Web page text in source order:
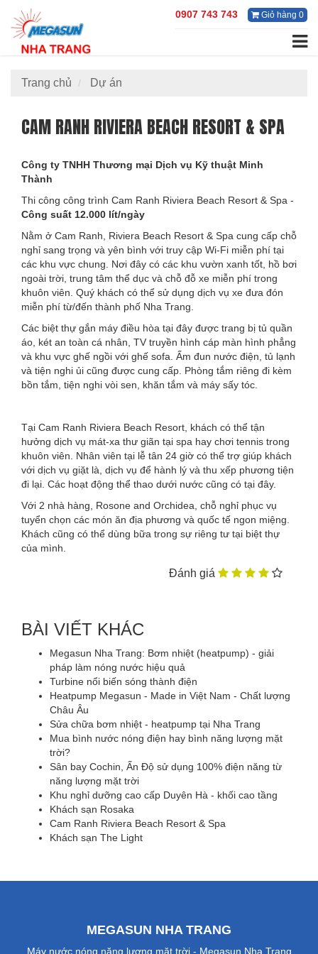
0907 743 743 Giỏ hàng 0
Trang chủ Dự án
CAM RANH RIVIERA BEACH RESORT & SPA
Công ty TNHH Thương mại Dịch vụ Kỹ thuật Minh
Thành
Thi công công trình Cam Ranh Riviera Beach Resort & Spa -
Công suất 12.000 lít/ngày
Nằm ở Cam Ranh, Riviera Beach Resort & Spa cung cấp chỗ
nghỉ sang trọng và yên bình với truy cập Wi-Fi miễn phí tại
các khu vực chung. Nơi đây có các khu vườn xanh tốt, hồ bơi
ngoài trời, trung tâm thể dục và chỗ đỗ xe miễn phí trong
khuôn viên. Quý khách có thể sử dụng dịch vụ xe đưa đón
miễn phí từ/đến thành phố Nha Trang.
Các biệt thự gắn máy điều hòa tại đây được trang bị tủ quần
áo, két an toàn cá nhân, TV truyền hình cáp màn hình phẳng
và khu vực ghế ngồi với ghế sofa. Ấm đun nước điện, tủ lạnh
và tiện nghi ủi cũng được cung cấp. Phòng tắm riêng đi kèm
bồn tắm, tiện nghi vòi sen, khăn tắm và máy sấy tóc.
Tại Cam Ranh Riviera Beach Resort, khách có thể tận
hưởng dịch vụ mát-xa thư giãn tại spa hay chơi tennis trong
khuôn viên. Nhân viên tại lễ tân 24 giờ có thể trợ giúp khách
với dịch vụ giặt là, dịch vụ để hành lý và thu xếp phương tiện
đi lại. Các hoạt động thể thao dưới nước cũng có tại đây.
Với 2 nhà hàng, Rosone and Orchidea, chỗ nghỉ phục vụ
tuyển chọn các món ăn địa phương và quốc tế ngon miệng.
Khách cũng có thể dùng bữa trong sự riêng tư tại biệt thự
của mình.
Đánh giá
BÀI VIẾT KHÁC
Megasun Nha Trang: Bơm nhiệt (heatpump) - giải
pháp làm nóng nước hiệu quả
Turbine nổi biến sóng thành điện
Heatpump Megasun - Made in Việt Nam - Chất lượng
Châu Âu
Sửa chữa bơm nhiệt - heatpump tại Nha Trang
Mua bình nước nóng điện hay bình năng lượng mặt
trời?
Sân bay Cochin, Ấn Độ sử dụng 100% điện năng từ
năng lượng mặt trời
Khu nghỉ dưỡng cao cấp Duyên Hà - khối cao tầng
Khách sạn Rosaka
Cam Ranh Riviera Beach Resort & Spa
Khách sạn The Light
MEGASUN NHA TRANG
Máy nước nóng năng lượng mặt trời - Megasun Nha Trang